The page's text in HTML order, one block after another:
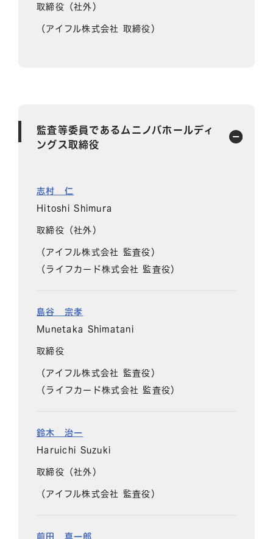
取締役（社外）
（アイフル株式会社 取締役）
監査等委員であるムニノバホールディ
ングス取締役
志村 仁
Hitoshi Shimura
取締役（社外）
（アイフル株式会社 監査役）
（ライフカード株式会社 監査役）
島谷 宗孝
Munetaka Shimatani
取締役
（アイフル株式会社 監査役）
（ライフカード株式会社 監査役）
鈴木 治一
Haruichi Suzuki
取締役（社外）
（アイフル株式会社 監査役）
前田 真一郎